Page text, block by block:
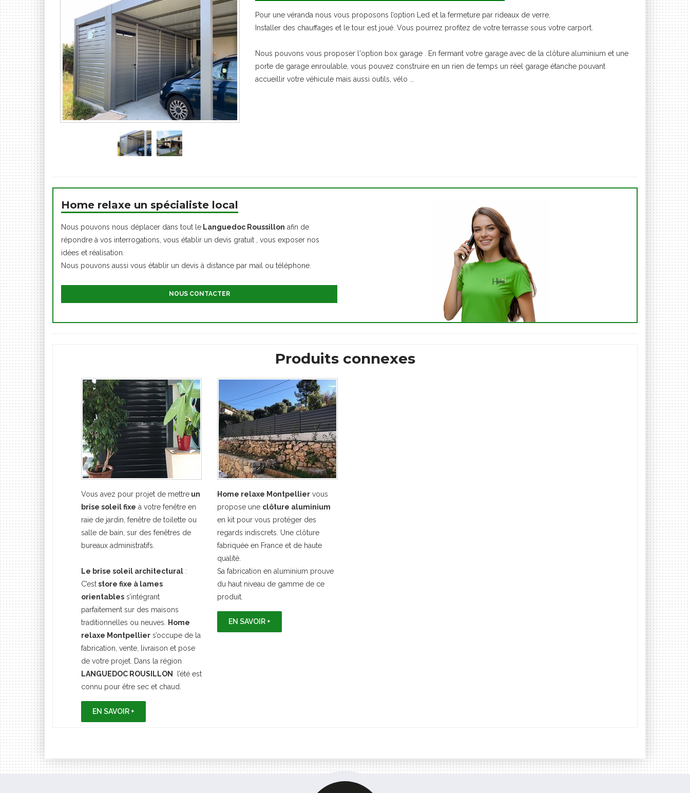
Pour une véranda nous vous proposons l’option Led et la fermeture par rideaux de verre.
Installer des chauffages et le tour est joué. Vous pourrez profitez de votre terrasse sous votre carport.
Nous pouvons vous proposer l'option box garage . En fermant votre garage avec de la clôture aluminium et une
porte de garage enroulable, vous pouvez construire en un rien de temps un réel garage étanche pouvant
accueillir votre véhicule mais aussi outils, vélo ...
Home relaxe un spécialiste local
Nous pouvons nous déplacer dans tout le Languedoc Roussillon afin de
répondre à vos interrogations, vous établir un devis gratuit , vous exposer nos
idées et réalisation.
Nous pouvons aussi vous établir un devis à distance par mail ou téléphone.
NOUS CONTACTER
Produits connexes
Vous avez pour projet de mettre un
brise soleil fixe à votre fenêtre en
raie de jardin, fenêtre de toilette ou
salle de bain, sur des fenêtres de
bureaux administratifs.
Le brise soleil architectural :
C’eststore fixe à lames
orientables s’intégrant
parfaitement sur des maisons
traditionnelles ou neuves.
Home
relaxe Montpellier s’occupe de la
fabrication, vente, livraison et pose
de votre projet. Dans la région
LANGUEDOC ROUSILLON
l’été est
connu pour être sec et chaud.
EN SAVOIR +
Home relaxe Montpellier vous
propose une clôture aluminium
en kit pour vous protéger des
regards indiscrets. Une clôture
fabriquée en France et de haute
qualité.
Sa fabrication en aluminium prouve
du haut niveau de gamme de ce
produit.
EN SAVOIR +